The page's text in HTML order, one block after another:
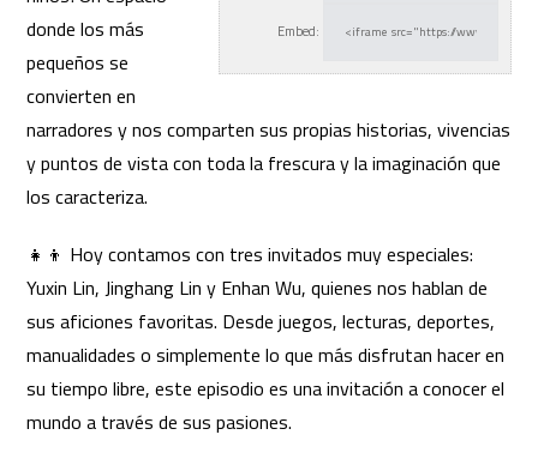
Embed:
donde los más
pequeños se
convierten en
narradores ynos comparten sus propias historias, vivencias
y puntos de vista con toda la frescura y la imaginación que
los caracteriza.
👧👦 Hoy contamos con tres invitados muy especiales:
Yuxin Lin, Jinghang Lin y Enhan Wu, quienes nos hablan de
sus aficiones favoritas. Desde juegos, lecturas, deportes,
manualidades o simplemente lo que más disfrutan hacer en
su tiempo libre, este episodio es una invitación a conocer el
mundo a través de sus pasiones.